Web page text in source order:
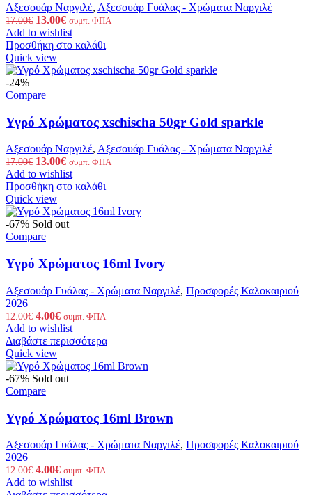
Αξεσουάρ Ναργιλέ, Αξεσουάρ Γυάλας - Χρώματα Ναργιλέ
17.00€ Original
price
was:
17.00€.
13.00€Η
τρέχουσα
τιμή
13.00€.
συμπ. ΦΠΑ
Add to wishlist
Προσθήκη στο καλάθι
Quick view
-24%
Compare
Υγρό Χρώματος xschischa 50gr Gold sparkle
Αξεσουάρ Ναργιλέ, Αξεσουάρ Γυάλας - Χρώματα Ναργιλέ
17.00€ Original
price
was:
17.00€.
13.00€Η
τρέχουσα
τιμή
13.00€.
συμπ. ΦΠΑ
Add to wishlist
Προσθήκη στο καλάθι
Quick view
-67% Sold out
Compare
Υγρό Χρώματος 16ml Ivory
Αξεσουάρ Γυάλας - Χρώματα Ναργιλέ, Προσφορές Καλοκαιριού
2026
12.00€ Original
price
was:
12.00€.
4.00€Η
τρέχουσα
τιμή
4.00€.
συμπ. ΦΠΑ
Add to wishlist
Διαβάστε περισσότερα
Quick view
-67% Sold out
Compare
Υγρό Χρώματος 16ml Brown
Αξεσουάρ Γυάλας - Χρώματα Ναργιλέ, Προσφορές Καλοκαιριού
2026
12.00€ Original
price
4.00€Η
τρέχουσα
συμπ. ΦΠΑ
Add to wishlist